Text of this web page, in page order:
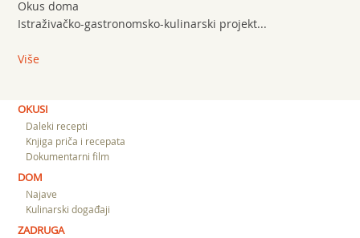
Okus doma
Istraživačko-gastronomsko-kulinarski projekt...
Više
OKUSI
Daleki recepti
Knjiga priča i recepata
Dokumentarni film
DOM
Najave
Kulinarski događaji
ZADRUGA